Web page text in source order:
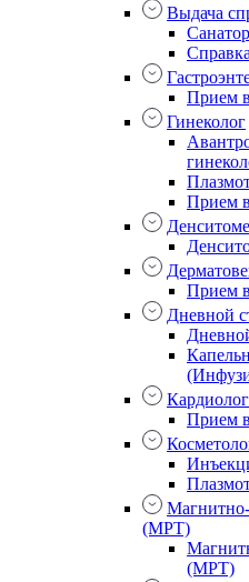
Выдача
Прием
Гинеколог
Прием
Прием
Дневной
Кардиолог
Прием
Магнитно-
(МРТ)
(МРТ)